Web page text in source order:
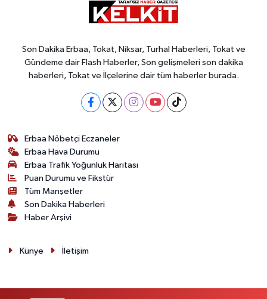
Son Dakika Erbaa, Tokat, Niksar, Turhal Haberleri, Tokat ve
Gündeme dair Flash Haberler, Son gelişmeleri son dakika
haberleri, Tokat ve İlçelerine dair tüm haberler burada.
Erbaa Nöbetçi Eczaneler
Erbaa Hava Durumu
Erbaa Trafik Yoğunluk Haritası
Puan Durumu ve Fikstür
Tüm Manşetler
Son Dakika Haberleri
Haber Arşivi
Künye İletişim